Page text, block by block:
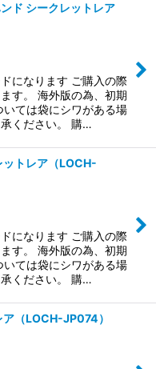
ド シークレットレア
になります ご購入の際
す。 海外版の為、初期
ては袋にシワがある場
ください。 購…
ットレア（LOCH-
になります ご購入の際
す。 海外版の為、初期
ては袋にシワがある場
ください。 購…
（LOCH-JP074）